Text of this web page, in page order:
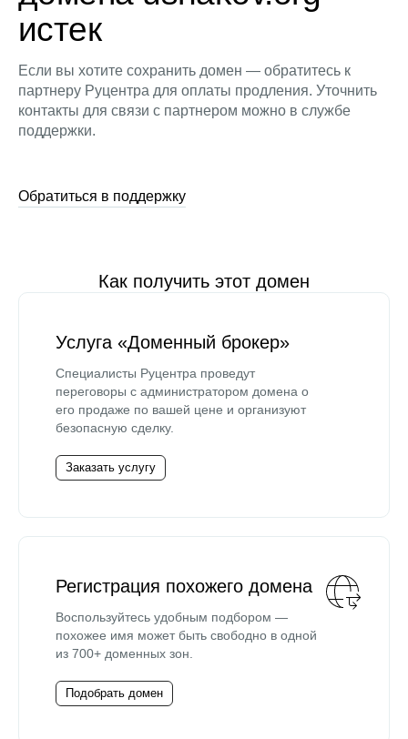
истек
Если вы хотите сохранить домен — обратитесь к
партнеру Руцентра для оплаты продления. Уточнить
контакты для связи с партнером можно в службе
поддержки.
Обратиться в поддержку
Как получить этот домен
Услуга «Доменный брокер»
Специалисты Руцентра проведут
переговоры с администратором домена о
его продаже по вашей цене и организуют
безопасную сделку.
Заказать услугу
Регистрация похожего домена
Воспользуйтесь удобным подбором —
похожее имя может быть свободно в одной
из 700+ доменных зон.
Подобрать домен